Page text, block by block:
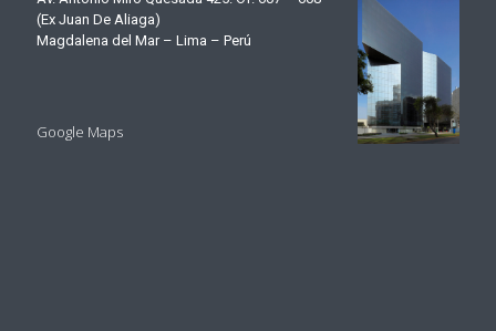
(Ex Juan De Aliaga)
Magdalena del Mar – Lima – Perú
Google Maps